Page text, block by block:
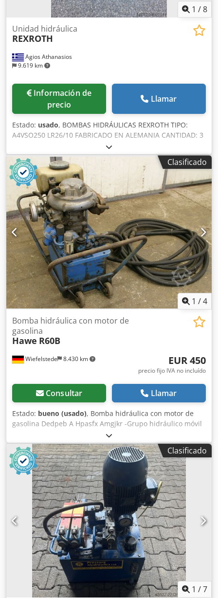
1 /8
Agios Athanasios
9.619 km
Unidad hidráulica
REXROTH
Información de
precio
Llamar
Estado: usado, BOMBAS HIDRÁULICAS REXROTH TIPO:
A4VSO250 LR26/10 FABRICADO EN ALEMANIA CANTIDAD: 3
UNIDADES Djdpfx Ajwxl Siemgokr PRECIO POR UNIDAD:
2.650 EUROS EX WORKS EN EXCELENTE ESTADO, LISTAS
PARA CARGAR
Clasificado
1 /4
Wiefelstede 8.430 km
Bomba hidráulica con motor de
gasolina
Hawe R60B
EUR 450
precio fijo IVA no incluído
Consultar Llamar
Estado: bueno (usado), Bomba hidráulica con motor de
gasolina Dedpeb A Hpasfx Amgjkr -Grupo hidráulico móvil
-Motor de gasolina: JLO L152 -Potencia: 4,4 kW -Bomba
hidráulica: Hawe R6.0 -Rendimiento: 4,3 l/min a 1450 rpm,
presión de 350 bares
Clasificado
1 /7